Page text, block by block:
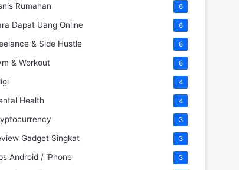
Rumahan 6
Dapat Uang Online 6
& Side Hustle 6
& Workout 6
4
Health 4
3
Gadget Singkat 3
Android / iPhone 3